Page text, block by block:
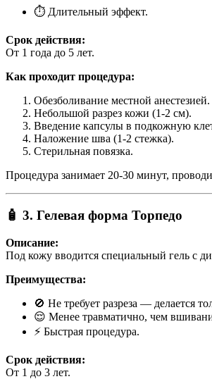
⏱ Длительный эффект.
Срок действия:
От 1 года до 5 лет.
Как проходит процедура:
Обезболивание местной анестезией.
Небольшой разрез кожи (1-2 см).
Введение капсулы в подкожную
Наложение шва (1-2 стежка).
Стерильная повязка.
Процедура занимает 20-30 минут,
🧴 3. Гелевая форма Торпедо
Описание:
Под кожу вводится специальный гель с
Преимущества:
🚫 Не требует разреза — делается
😌 Менее травматично, чем
⚡ Быстрая процедура.
Срок действия:
От 1 до 3 лет.